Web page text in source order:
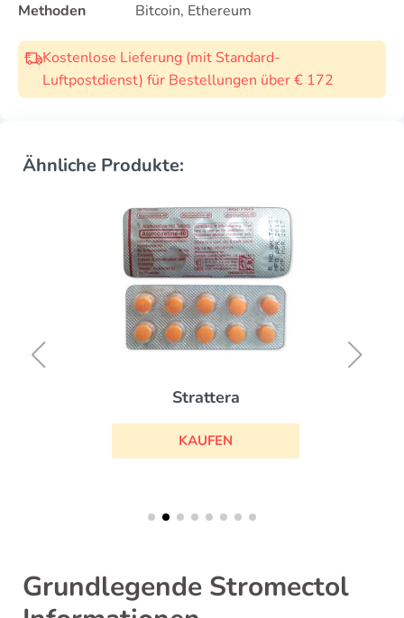
Methoden
Bitcoin, Ethereum
Kostenlose Lieferung (mit Standard-
Luftpostdienst) für Bestellungen über € 172
Ähnliche Produkte:
Strattera
KAUFEN
Grundlegende Stromectol